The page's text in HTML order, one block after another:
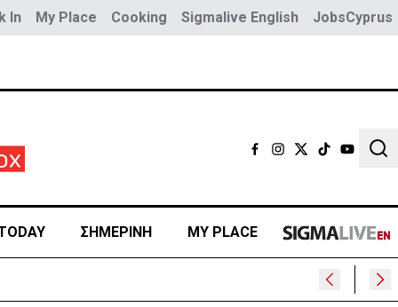
In My Place Cooking Sigmalive English JobsCyprus
ΣΗΜΕΡΙΝΗ MY PLACE